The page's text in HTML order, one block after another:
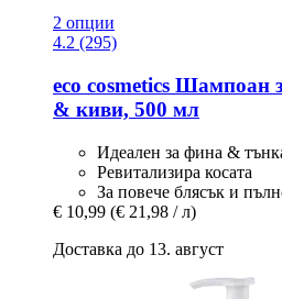
2 опции
4.2 (295)
eco cosmetics Шампоан
& киви, 500 мл
Идеален за фина &
Ревитализира косата
За повече блясък и
€ 10,99 (€ 21,98 / л)
Доставка до 13. август